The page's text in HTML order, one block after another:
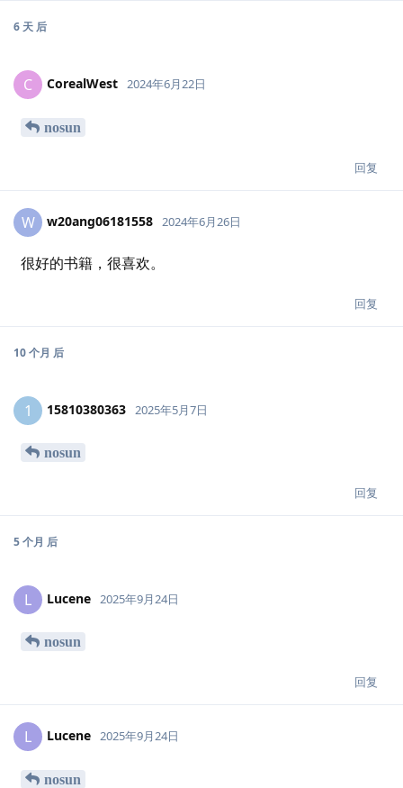
6 天后
C CorealWest 2024年6月22日
nosun
回复
W w20ang06181558 2024年6月26日
很好的书籍，很喜欢。
回复
10 个月 后
1 15810380363 2025年5月7日
nosun
回复
5 个月 后
L Lucene 2025年9月24日
nosun
回复
L Lucene 2025年9月24日
nosun